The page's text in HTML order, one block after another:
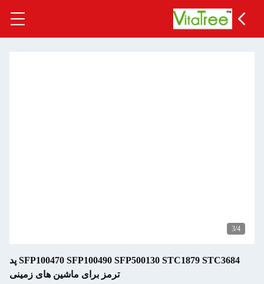
3/4
SFP100470 SFP100490 SFP500130 STC1879 STC3684 پد
ترمز برای ماشین های زمینی